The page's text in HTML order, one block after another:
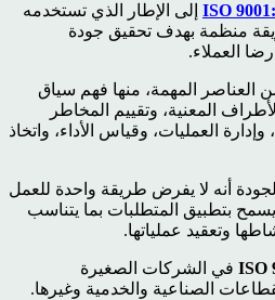
إلى الإطار الذي تستخدمه
منظمة بهدف تحقيق جودة
العملاء.
المهمة، منها فهم سياق
المعنية، وتقييم المخاطر
العمليات، وقياس الأداء، واتخاذ
أنه لا يفرض طريقة واحدة للعمل
بتطبيق المتطلبات بما يتناسب
وتعقيد عملياتها.
في الشركات الصغيرة
الصناعية والخدمية وغيرها.